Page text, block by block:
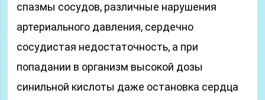
спазмы сосудов, различные нарушения
артериального давления, сердечно
сосудистая недостаточность, а при
попадании в организм высокой дозы
синильной кислоты даже остановка сердца